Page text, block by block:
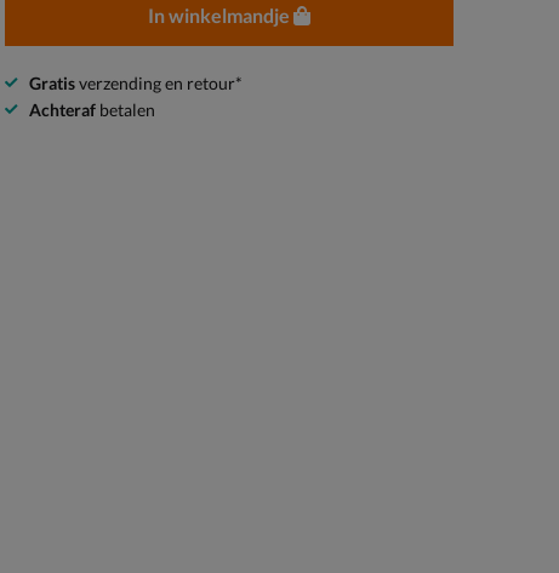
In winkelmandje
Gratisverzending en retour*
Achteraf betalen